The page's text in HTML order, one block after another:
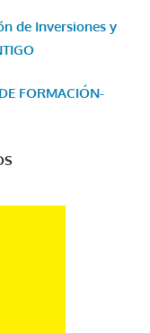
de Inversiones y
FORMACIÓN-